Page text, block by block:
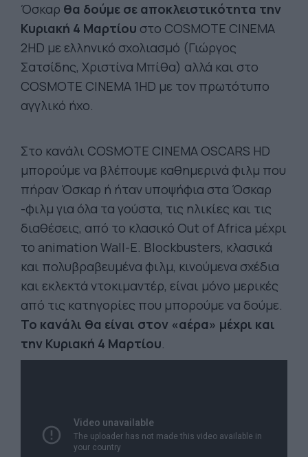
Όσκαρ θα δούμε σε αποκλειστικότητα την
Κυριακή 4 Μαρτίου στο COSMOTE CINEMA
2HD με ελληνικό σχολιασμό (Γιώργος
Σατσίδης, Χριστίνα Μπίθα) αλλά και στο
COSMOTE CINEMA 1HD με τον πρωτότυπο
αγγλικό ήχο.
Στο κανάλι COSMOTE CINEMA OSCARS HD
μπορούμε να βλέπουμε καθημερινά φιλμ που
πήραν Όσκαρ ή ήταν υποψήφια στα Όσκαρ
-φιλμ για όλα τα γούστα, τις ηλικίες και τις
διαθέσεις, από το κλασικό Out of Africa μέχρι
το animation Wall-E. Βlockbusters, κλασικά
και πολυβραβευμένα φιλμ, κινούμενα σχέδια
και εκλεκτά ντοκιμαντέρ, είναι μόνο μερικές
από τις κατηγορίες που μπορούμε να δούμε.
Το κανάλι θα είναι στον «αέρα» μέχρι και
την Κυριακή 4 Μαρτίου.